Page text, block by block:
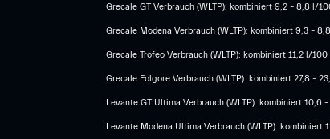
Grecale GT Verbrauch (WLTP): kombiniert 9,2 – 8,8 l/
Grecale Modena Verbrauch (WLTP): kombiniert 9,3 –
Grecale Trofeo Verbrauch (WLTP): kombiniert 11,2 l/
Grecale Folgore Verbrauch (WLTP): kombiniert 27,8 –
Levante GT Ultima Verbrauch (WLTP): kombiniert 10,6
Levante Modena Ultima Verbrauch (WLTP): kombiniert